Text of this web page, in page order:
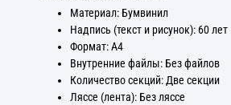
Материал: Бумвинил
Надпись (текст и рисунок): 60 лет
Формат: А4
Внутренние файлы: Без файлов
Количество секций: Две секции
Ляссе (лента): Без ляссе